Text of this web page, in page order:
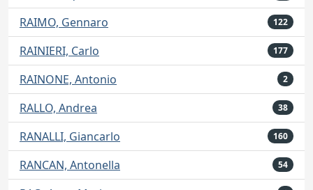
RAIMO, Gennaro 122
RAINIERI, Carlo 177
RAINONE, Antonio 2
RALLO, Andrea 38
RANALLI, Giancarlo 160
RANCAN, Antonella 54